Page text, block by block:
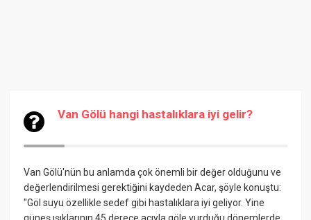
Van Gölü hangi hastalıklara iyi gelir?
Van Gölü'nün bu anlamda çok önemli bir değer olduğunu ve
değerlendirilmesi gerektiğini kaydeden Acar, şöyle konuştu:
"Göl suyu özellikle sedef gibi hastalıklara iyi geliyor. Yine